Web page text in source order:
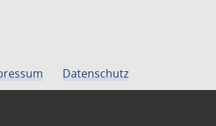
Datenschutz